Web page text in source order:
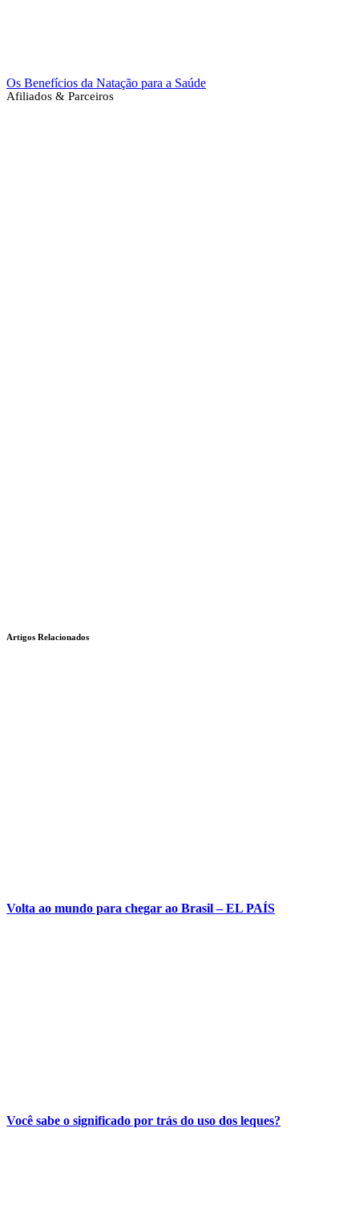
Os Benefícios da Natação para a Saúde
Afiliados & Parceiros
Artigos Relacionados
Volta ao mundo para chegar ao Brasil – EL PAÍS
Você sabe o significado por trás do uso dos leques?